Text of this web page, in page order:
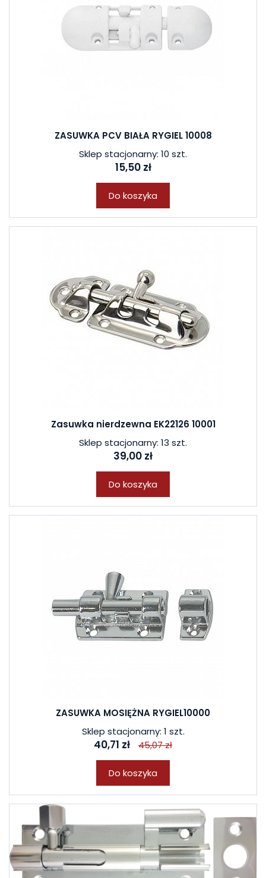
ZASUWKA PCV BIAŁA RYGIEL 10008
Sklep stacjonarny: 10 szt.
15,50 zł
Do koszyka
Zasuwka nierdzewna EK22126 10001
Sklep stacjonarny: 13 szt.
39,00 zł
Do koszyka
ZASUWKA MOSIĘŻNA RYGIEL10000
Sklep stacjonarny: 1 szt.
40,71 zł 45,07 zł
Do koszyka